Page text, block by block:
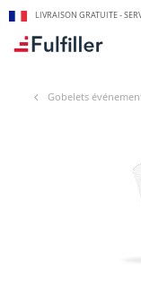
LIVRAISON GRATUITE -
Gobelets
🎯 Assistant